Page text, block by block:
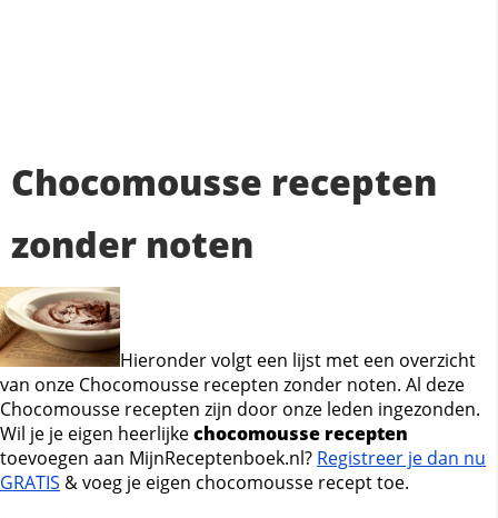
Chocomousse recepten
zonder noten
Hieronder volgt een lijst met een overzicht
van onze Chocomousse recepten zonder noten. Al deze
Chocomousse recepten zijn door onze leden ingezonden.
Wil je je eigen heerlijkechocomousse recepten
toevoegen aan MijnReceptenboek.nl? Registreer je dan nu
GRATIS & voeg je eigen chocomousse recept toe.